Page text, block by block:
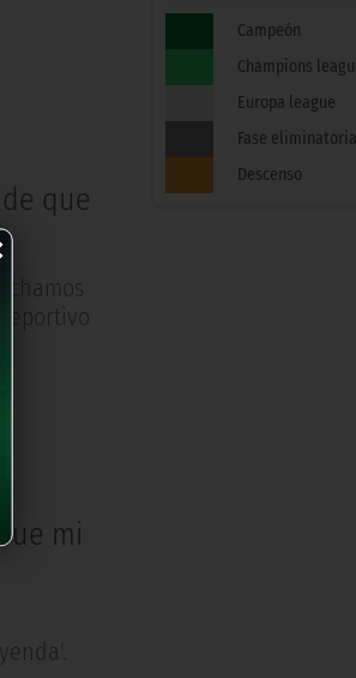
Campeón
Champions
Europa league
Fase
Descenso
que
mi